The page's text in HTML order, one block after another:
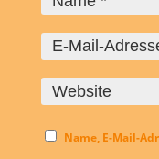
Name, E-Mail-